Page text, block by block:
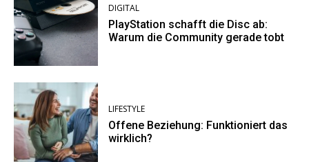
DIGITAL
PlayStation schafft die Disc ab:
Warum die Community gerade tobt
LIFESTYLE
Offene Beziehung: Funktioniert das
wirklich?